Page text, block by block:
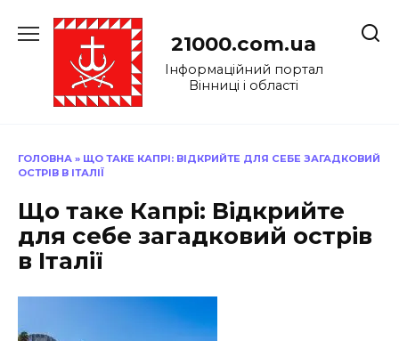
до
21000.com.ua
Інформаційний портал
Вінниці і області
ГОЛОВНА » ЩО ТАКЕ КАПРІ: ВІДКРИЙТЕ ДЛЯ СЕБЕ ЗАГАДКОВИЙ
ОСТРІВ В ІТАЛІЇ
Що таке Капрі: Відкрийте
для себе загадковий острів
в Італії